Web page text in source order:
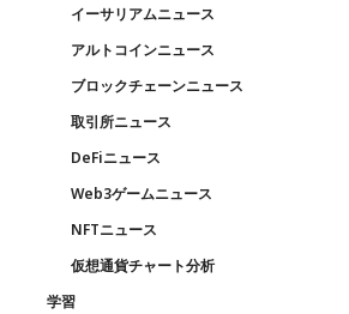
イーサリアムニュース
アルトコインニュース
ブロックチェーンニュース
取引所ニュース
DeFiニュース
Web3ゲームニュース
NFTニュース
仮想通貨チャート分析
学習